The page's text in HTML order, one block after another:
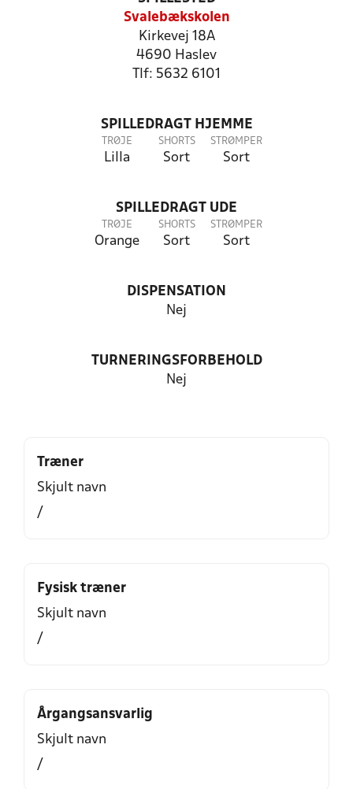
Svalebækskolen
Kirkevej 18A
4690 Haslev
Tlf: 5632 6101
SPILLEDRAGT HJEMME
TRØJE
Lilla
SHORTS
Sort
STRØMPER
Sort
SPILLEDRAGT UDE
TRØJE
Orange
SHORTS
Sort
STRØMPER
Sort
DISPENSATION
Nej
TURNERINGSFORBEHOLD
Nej
Træner
Skjult navn
/
Fysisk træner
Skjult navn
/
Årgangsansvarlig
Skjult navn
/